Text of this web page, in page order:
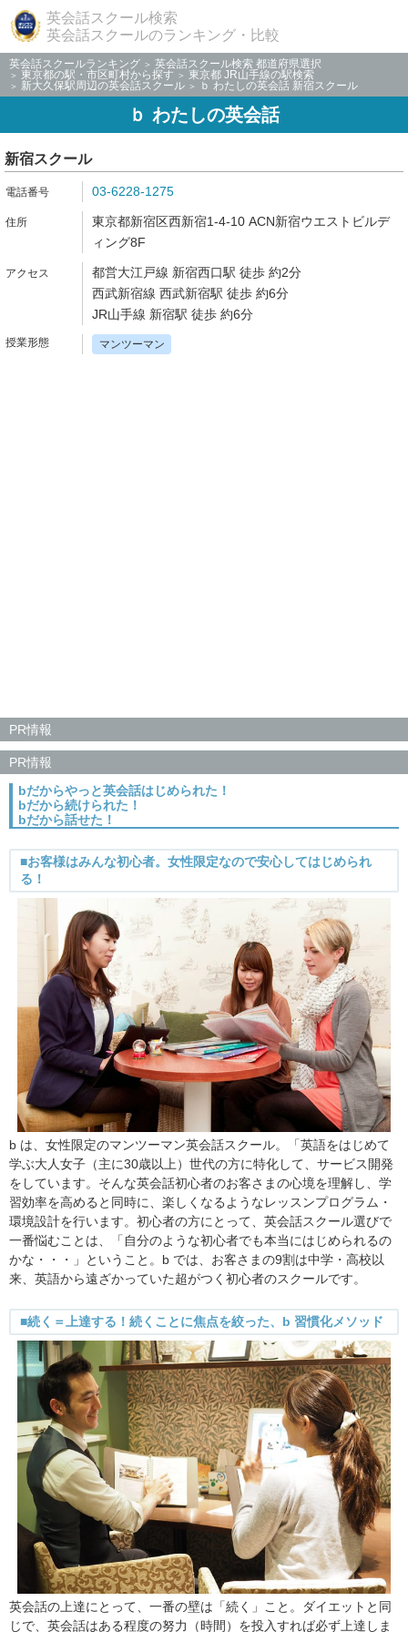
英会話スクール検索
英会話スクールのランキング・比較
英会話スクールランキング
英会話スクール検索 都道府県選択
東京都の駅・市区町村から探す
東京都 JR山手線の駅検索
新大久保駅周辺の英会話スクール
ｂ わたしの英会話 新宿スクール
ｂ わたしの英会話
新宿スクール
03-6228-1275
東京都新宿区西新宿1-4-10 ACN新宿ウエストビルデ
ィング8F
都営大江戸線 新宿西口駅 徒歩 約2分
西武新宿線 西武新宿駅 徒歩 約6分
JR山手線 新宿駅 徒歩 約6分
マンツーマン
PR情報
PR情報
bだからやっと英会話はじめられた！
bだから続けられた！
bだから話せた！
■お客様はみんな初心者。女性限定なので安心してはじめられ
る！
b は、女性限定のマンツーマン英会話スクール。「英語をはじめて
学ぶ大人女子（主に30歳以上）世代の方に特化して、サービス開発
をしています。そんな英会話初心者のお客さまの心境を理解し、学
習効率を高めると同時に、楽しくなるようなレッスンプログラム・
環境設計を行います。初心者の方にとって、英会話スクール選びで
一番悩むことは、「自分のような初心者でも本当にはじめられるの
かな・・・」ということ。b では、お客さまの9割は中学・高校以
来、英語から遠ざかっていた超がつく初心者のスクールです。
■続く＝上達する！続くことに焦点を絞った、b 習慣化メソッド
英会話の上達にとって、一番の壁は「続く」こと。ダイエットと同
じで、英会話はある程度の努力（時間）を投入すれば必ず上達しま